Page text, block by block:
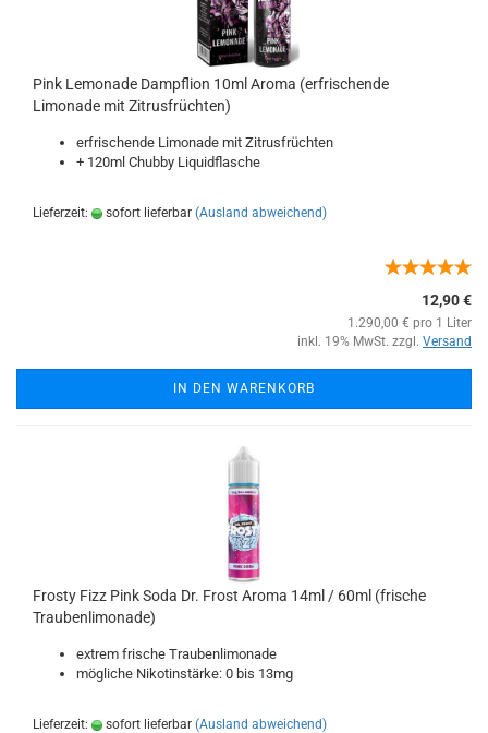
Pink Lemonade Dampflion 10ml Aroma (erfrischende
Limonade mit Zitrusfrüchten)
erfrischende Limonade mit Zitrusfrüchten
+ 120ml Chubby Liquidflasche
Lieferzeit: sofort lieferbar (Ausland abweichend)
12,90 €
1.290,00 € pro 1 Liter
inkl. 19% MwSt. zzgl. Versand
IN DEN WARENKORB
Frosty Fizz Pink Soda Dr. Frost Aroma 14ml / 60ml (frische
Traubenlimonade)
extrem frische Traubenlimonade
mögliche Nikotinstärke: 0 bis 13mg
Lieferzeit: sofort lieferbar (Ausland abweichend)